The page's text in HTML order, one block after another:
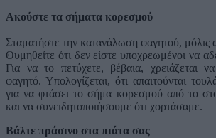
Ακούστε τα σήματα κορεσμού
Σταματήστε την κατανάλωση φαγητού, μόλις
Θυμηθείτε ότι δεν είστε υποχρεωμένοι να
Για να το πετύχετε, βέβαια, χρειάζεται
φαγητό. Υπολογίζεται, ότι απαιτούνται
για να φτάσει το σήμα κορεσμού από το
και να συνειδητοποιήσουμε ότι χορτάσαμε.
Βάλτε πράσινο στα πιάτα σας